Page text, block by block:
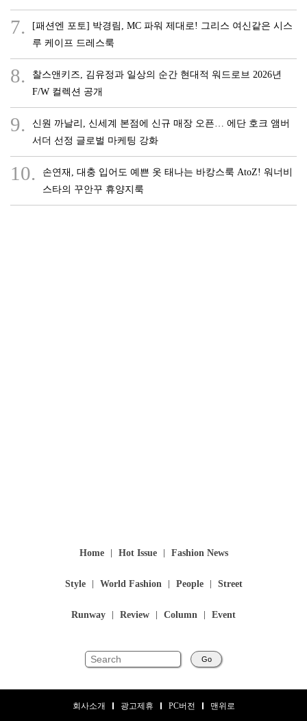
7.
[패션엔 포토] 박경림, MC 파워 제대로! 그리스 여신같은 시스
루 케이프 드레스룩
8.
찰스앤키즈, 김유정과 일상의 순간 현대적 워드로브 2026년
F/W 컬렉션 공개
9.
신원 까날리, 신세계 본점에 신규 매장 오픈… 에단 호크 앰버
서더 선정 글로벌 마케팅 강화
10.
손연재, 대충 입어도 예쁜 옷 태나는 바캉스룩 AtoZ! 워너비
스타의 꾸안꾸 휴양지룩
Home Hot Issue Fashion News
Style World Fashion People Street
Runway Review Column Event
Go
회사소개 광고제휴 PC버전 맨위로